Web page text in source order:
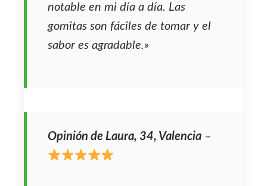
notable en mi día a día. Las
gomitas son fáciles de tomar y el
sabor es agradable.»
Opinión de Laura, 34, Valencia –